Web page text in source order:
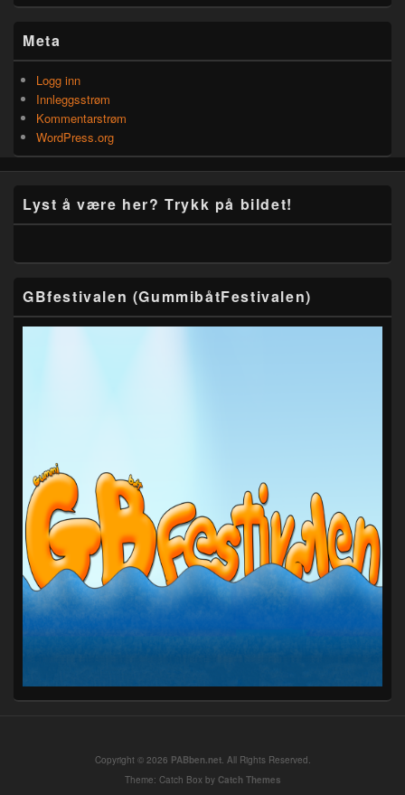
Meta
Logg inn
Innleggsstrøm
Kommentarstrøm
WordPress.org
Lyst å være her? Trykk på bildet!
GBfestivalen (GummibåtFestivalen)
Copyright © 2026 PABben.net. All Rights Reserved.
Theme: Catch Box by Catch Themes